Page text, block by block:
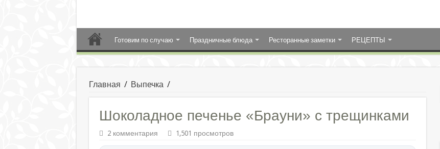
Готовим по случаю Праздничные блюда Ресторанные заметки РЕЦЕПТЫ
Главная / Выпечка /
Шоколадное печенье «Брауни» с трещинками
2 комментария 1,501 просмотров